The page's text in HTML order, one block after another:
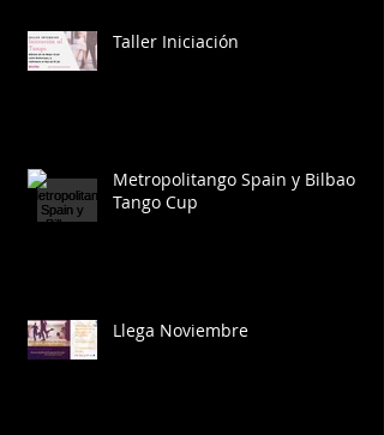
Taller Iniciación
Metropolitango Spain y Bilbao
Tango Cup
Llega Noviembre